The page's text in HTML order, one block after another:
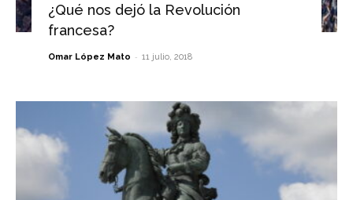
¿Qué nos dejó la Revolución
francesa?
Omar López Mato - 11 julio, 2018